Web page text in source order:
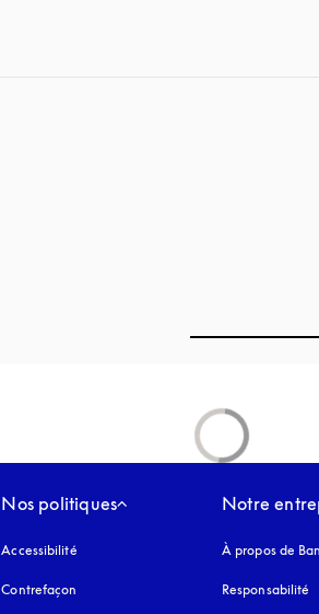
Nos politiques
Accessibilité s’ouvre dans un nouvel onglet
Contrefaçon s’ouvre dans un nouvel onglet
Notre
À propos de
Responsabilité